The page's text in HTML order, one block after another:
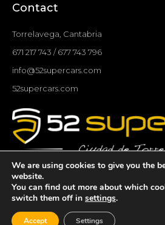
Contact
Torrelavega, Cantabria
671 217 743 / 677 743 796
info@52supercars.com
52supercars.com
F
a
c
I
n
s
w
i
o
u
© 52SUPERCARS "Ciudad de
We are using cookies to give you the
website.
You can find out more about which
switch them off in settings.
Accept Settings